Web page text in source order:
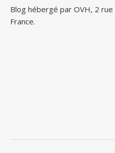
Blog hébergé par OVH, 2
France.